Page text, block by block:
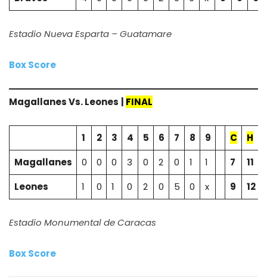
Estadio Nueva Esparta – Guatamare
Box Score
Magallanes Vs.Leones FINAL
1 2 3 4 5 6 7 8 9 C H
Magallanes
0 0 0 3 0 2 0 1 1 7 11
Leones
1 0 1 0 2 0 5 0 x 9 12
Estadio Monumental de Caracas
Box Score